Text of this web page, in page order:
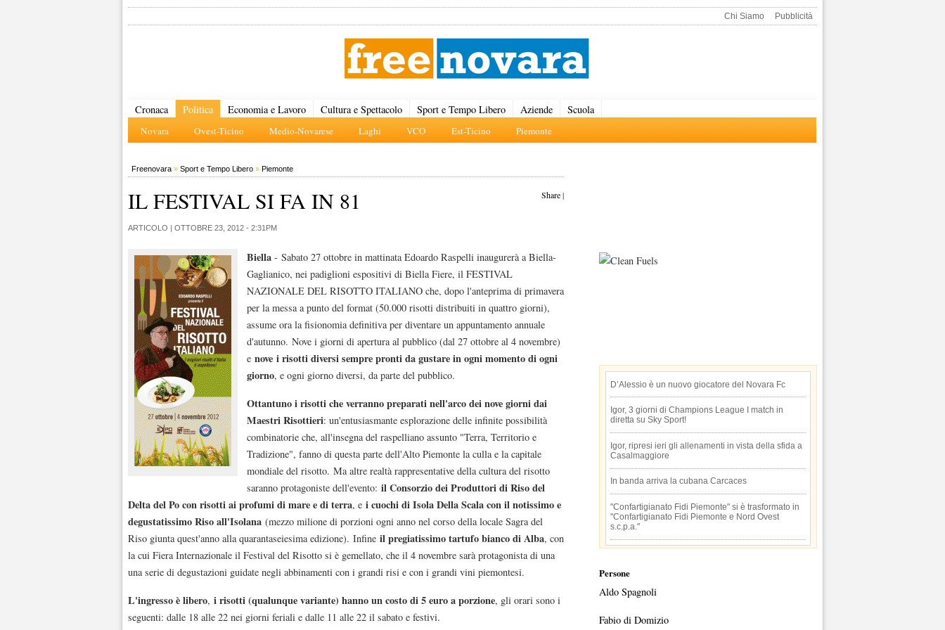
Chi Siamo Pubblicità
Cronaca Politica
Novara Ovest-Ticino Medio-Novarese Laghi VCO Est-Ticino Piemonte
Economia e Lavoro Cultura e Spettacolo Sport e Tempo Libero Aziende Scuola
Freenovara » Sport e Tempo Libero » Piemonte
Share|
IL FESTIVAL SI FA IN 81
ARTICOLO | OTTOBRE 23, 2012 - 2:31PM
Biella - Sabato 27 ottobre in mattinata Edoardo Raspelli inaugurerà a Biella-
Gaglianico, nei padiglioni espositivi di Biella Fiere, il FESTIVAL
NAZIONALE DEL RISOTTO ITALIANO che, dopo l'anteprima di primavera
per la messa a punto del format (50.000 risotti distribuiti in quattro giorni),
assume ora la fisionomia definitiva per diventare un appuntamento annuale
d'autunno. Nove i giorni di apertura al pubblico (dal 27 ottobre al 4 novembre)
e nove i risotti diversi sempre pronti da gustare in ogni momento di ogni
giorno, e ogni giorno diversi, da parte del pubblico.
Ottantuno i risotti che verranno preparati nell'arco dei nove giorni dai
Maestri Risottieri: un'entusiasmante esplorazione delle infinite possibilità
combinatorie che, all'insegna del raspelliano assunto "Terra, Territorio e
Tradizione", fanno di questa parte dell'Alto Piemonte la culla e la capitale
mondiale del risotto. Ma altre realtà rappresentative della cultura del risotto
saranno protagoniste dell'evento: il Consorzio dei Produttori di Riso del
Delta del Po con risotti ai profumi di mare e di terra, e i cuochi di Isola Della Scala con il notissimo e
degustatissimo Riso all'Isolana (mezzo milione di porzioni ogni anno nel corso della locale Sagra del
Riso giunta quest'anno alla quarantaseiesima edizione). Infine il pregiatissimo tartufo bianco di Alba, con
la cui Fiera Internazionale il Festival del Risotto si è gemellato, che il 4 novembre sarà protagonista di una
una serie di degustazioni guidate negli abbinamenti con i grandi risi e con i grandi vini piemontesi.
L'ingresso è libero, i risotti (qualunque variante) hanno un costo di 5 euro a porzione, gli orari sono i
seguenti: dalle 18 alle 22 nei giorni feriali e dalle 11 alle 22 il sabato e festivi.
D’Alessio è un nuovo giocatore del Novara Fc
Igor, 3 giorni di Champions League I match in
diretta su Sky Sport!
Igor, ripresi ieri gli allenamenti in vista della sfida a
Casalmaggiore
In banda arriva la cubana Carcaces
"Confartigianato Fidi Piemonte" si è trasformato in
"Confartigianato Fidi Piemonte e Nord Ovest
s.c.p.a."
Persone
Aldo Spagnoli
Fabio di Domizio